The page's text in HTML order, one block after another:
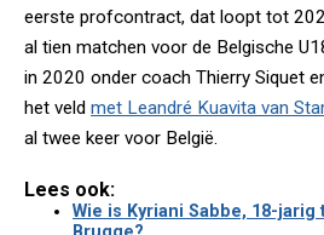
eerste profcontract, dat loopt tot
al tien matchen voor de Belgische
in 2020 onder coach Thierry Siquet
het veld met Leandré Kuavita van
al twee keer voor België.
Lees ook:
Wie is Kyriani Sabbe, 18-jarig